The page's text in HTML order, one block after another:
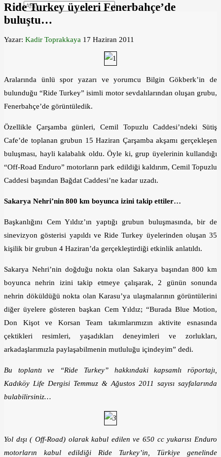
Ride Turkey üyeleri Fenerbahçe’de
buluştu…
Yazar: Kadir Toprakkaya 17 Haziran 2011
Aralarında ünlü spor yazarı ve yorumcu Bilgin Gökberk’in de
bulunduğu “Ride Turkey” isimli motor sevdalılarından oluşan grubu,
Fenerbahçe’de görüntüledik.
Özellikle Çarşamba günleri, Cemil Topuzlu Caddesi’ndeki Sütiş
Cafe’de toplanan grubun 15 Haziran Çarşamba akşamı gerçekleşen
buluşması, hayli kalabalık oldu. Öyle ki, grup üyelerinin kullandığı
“Off-Road Enduro” motorların park edildiği kaldırım, Cemil Topuzlu
Caddesi başından Bağdat Caddesi’ne kadar uzadı.
Sakarya Nehri’nin 800 km boyunca izini takip ettiler…
Başkanlığını Cem Yıldız’ın yaptığı grubun buluşmasında, bir de
sinevizyon gösterisi yapıldı ve Ride Turkey üyelerinden oluşan 35
kişilik bir grubun 4 Haziran’da gerçekleştirdiği etkinlik anlatıldı.
Sakarya Nehri’nin doğduğu nokta olan Sakarya başından 800 km
boyunca nehrin izini takip etmeye çalışarak, 2 günün sonunda
nehrin döküldüğü nokta olan Karasu’ya ulaşmalarının görüntülerini
diğer üyelere gösteren başkan Cem Yıldız; “Burada Blue Motion,
Don Kişot ve Korsan Team takımlarımızın aktivite esnasında
çektikleri resimleri, yaşadıkları deneyimleri ve zorlukları,
arkadaşlarımızla paylaşabilmenin mutluluğu içindeyim” dedi.
Bu toplantı ve “Ride Turkey” hakkındaki kapsamlı röportajı,
Kadıköy Life Dergisi Temmuz & Ağustos 2011 sayısı sayfalarında
bulabilirsiniz…
Yol dışı ( Off-Road) olarak kabul edilen ve 650 cc yukarısı Enduro
motorların kabul edildiği Ride Turkey’in, Türkiye genelinde